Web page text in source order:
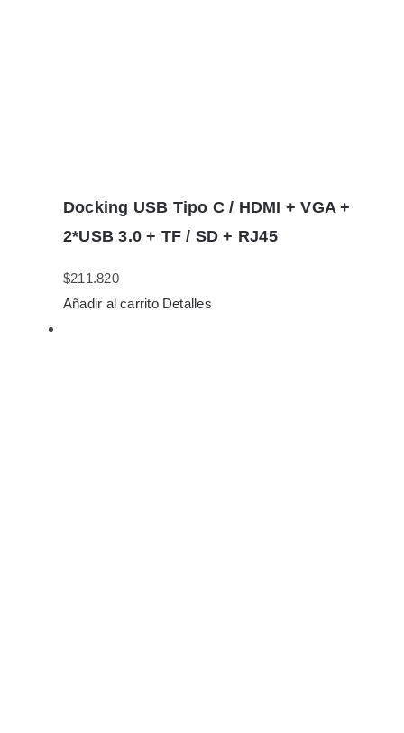
Docking USB Tipo C / HDMI + VGA +
2*USB 3.0 + TF / SD + RJ45
$211.820
Añadir al carrito Detalles